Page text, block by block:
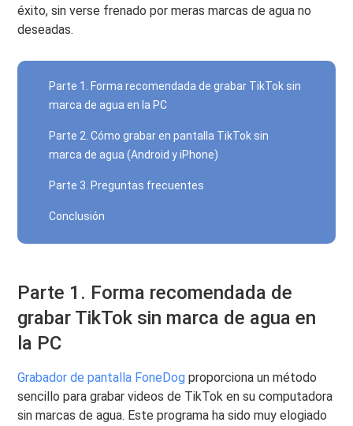
éxito, sin verse frenado por meras marcas de agua no
deseadas.
Parte 1. Forma recomendada de grabar TikTok sin
marca de agua en la PC
Parte 2. Cómo grabar en pantalla TikTok sin
marca de agua (Android y iPhone)
Parte 3. Preguntas frecuentes
Conclusión
Parte 1. Forma recomendada de
grabar TikTok sin marca de agua en
la PC
Grabador de pantalla FoneDog proporciona un método
sencillo para grabar videos de TikTok en su computadora
sin marcas de agua. Este programa ha sido muy elogiado